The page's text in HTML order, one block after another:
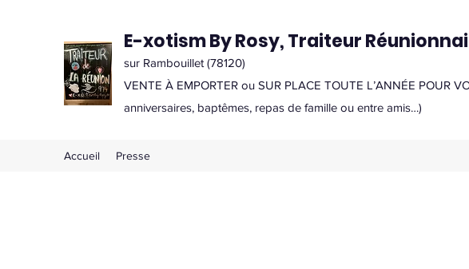
E-xotism By Rosy, Traiteur
sur Rambouillet (78120)
VENTE À EMPORTER ou SUR PLACE TOUTE L’ANNÉE POUR
anniversaires, baptêmes, repas de famille ou entre amis…)
Accueil Presse